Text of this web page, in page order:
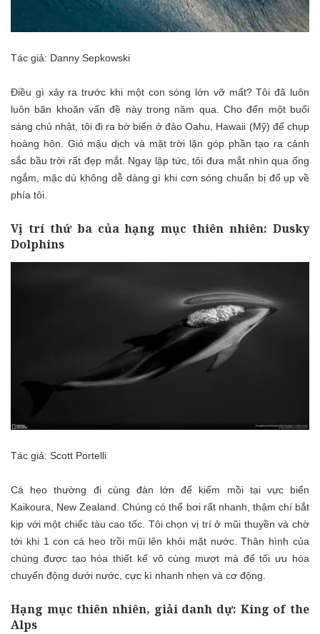
Tác giả: Danny Sepkowski
Điều gì xảy ra trước khi một con sóng lớn vỡ mất? Tôi đã luôn
luôn băn khoăn vấn đề này trong năm qua. Cho đến một buổi
sáng chủ nhật, tôi đi ra bờ biển ở đảo Oahu, Hawaii (Mỹ) để chụp
hoàng hôn. Gió mậu dịch và mặt trời lặn góp phần tạo ra cảnh
sắc bầu trời rất đẹp mắt. Ngay lập tức, tôi đưa mắt nhìn qua ống
ngắm, mặc dù không dễ dàng gì khi cơn sóng chuẩn bị đổ ụp về
phía tôi.
Vị trí thứ ba của hạng mục thiên nhiên: Dusky
Dolphins
Tác giả: Scott Portelli
Cá heo thường đi cùng đàn lớn để kiếm mồi tại vực biển
Kaikoura, New Zealand. Chúng có thể bơi rất nhanh, thậm chí bắt
kịp với một chiếc tàu cao tốc. Tôi chọn vị trí ở mũi thuyền và chờ
tới khi 1 con cá heo trồi mũi lên khỏi mặt nước. Thân hình của
chúng được tạo hóa thiết kế vô cùng mượt mà để tối ưu hóa
chuyển động dưới nước, cực kì nhanh nhẹn và cơ động.
Hạng mục thiên nhiên, giải danh dự: King of the
Alps